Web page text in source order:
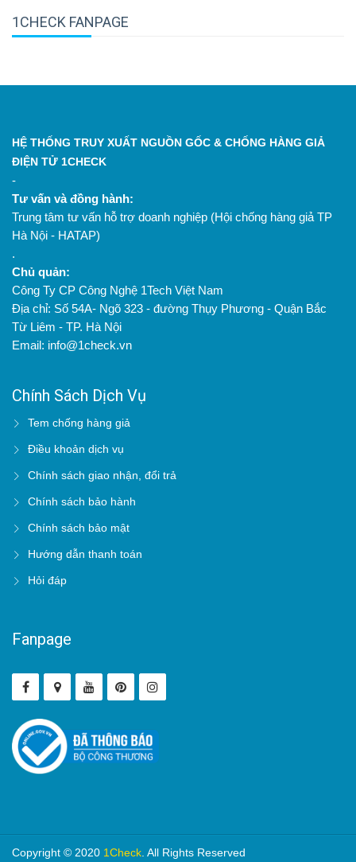
1CHECK FANPAGE
HỆ THỐNG TRUY XUẤT NGUỒN GỐC & CHỐNG HÀNG GIẢ
ĐIỆN TỬ 1CHECK
-
Tư vấn và đồng hành:
Trung tâm tư vấn hỗ trợ doanh nghiệp (Hội chống hàng giả TP
Hà Nội - HATAP)
.
Chủ quản:
Công Ty CP Công Nghệ 1Tech Việt Nam
Địa chỉ: Số 54A- Ngõ 323 - đường Thụy Phương - Quận Bắc
Từ Liêm - TP. Hà Nội
Email: info@1check.vn
Chính Sách Dịch Vụ
Tem chống hàng giả
Điều khoản dịch vụ
Chính sách giao nhận, đổi trả
Chính sách bảo hành
Chính sách bảo mật
Hướng dẫn thanh toán
Hỏi đáp
Fanpage
Copyright © 2020 1Check . All Rights Reserved